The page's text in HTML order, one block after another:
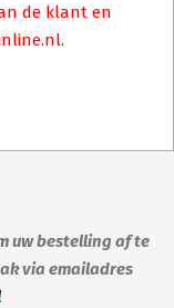
de klant en
uw bestelling af te
via emailadres